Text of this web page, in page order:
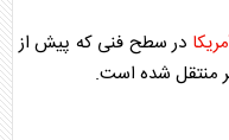
در سطح فنی که پیش از
منتقل شده است.